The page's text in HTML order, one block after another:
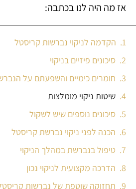
אז מה היה לנו בכתבה:
הקדמה לניקוי נברשות קריסטל
סיכונים פיזיים בניקוי
חומרים כימיים והשפעתם על
שיטות ניקוי מומלצות
סיכונים נוספים שיש לשקול
הכנה לפני ניקוי נברשת קריסטל
טיפול בנברשת במהלך הניקוי
הדרכה מקצועית לניקוי נכון
תחזוקה שוטפת של נברשות